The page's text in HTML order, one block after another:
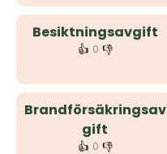
Besiktningsavgift
👍 0 👎
Brandförsäkringsav
gift
👍 0 👎